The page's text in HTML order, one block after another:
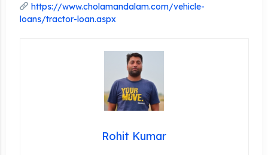
https://www.cholamandalam.com/vehicle-
loans/tractor-loan.aspx
Rohit Kumar